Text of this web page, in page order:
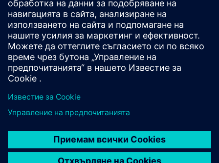
Ако се интересувате да научите повече за
представените продукти и решения на Siemens, моля
не се колебайте да се свържете с нас.
Свържете се с нас тук